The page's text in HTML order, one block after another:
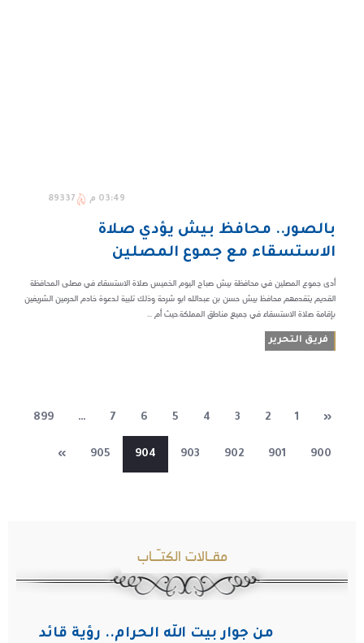
03:49 م 89337
بالصور.. محافظ بيش يؤدي صلاة
الاستسقاء مع جموع المصلين
أدى جموع المصلين في محافظة بيش صباح اليوم الخميس صلاة الاستسقاء في مصلى المحافظة
القديم يتقدمهم محافظ بيش حسن بن عبدالله ابو شرحة وذلك تلبية لدعوة خادم الحرمين الشريفين
بإقامة صلاة الاستسقاء في جميع مناطق المملكة.حيث أم ...
فريق التحرير
«
1
2
3
4
5
6
7
…
899
900
901
902
903
904
905
»
مقـالات الكتـّـاب
من جوار بيت الله الحرام.. رؤية قائد